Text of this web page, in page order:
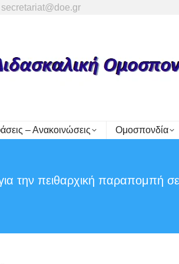
secretariat@doe.gr
– Ανακοινώσεις Ομοσπονδία
την πειθαρχική παραπομπή